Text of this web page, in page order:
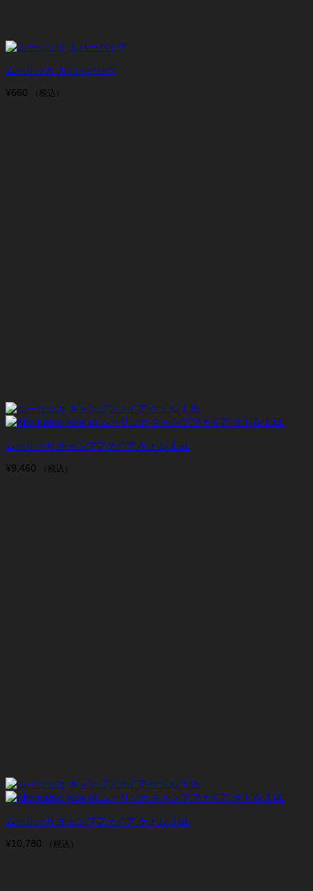
ムーリッカ カバーバッグ
¥660 （税込）
ムーリッカ キャンプファイア ケトル 1.5L
¥9,460 （税込）
ムーリッカ キャンプファイア ケトル 3.0L
¥10,780 （税込）